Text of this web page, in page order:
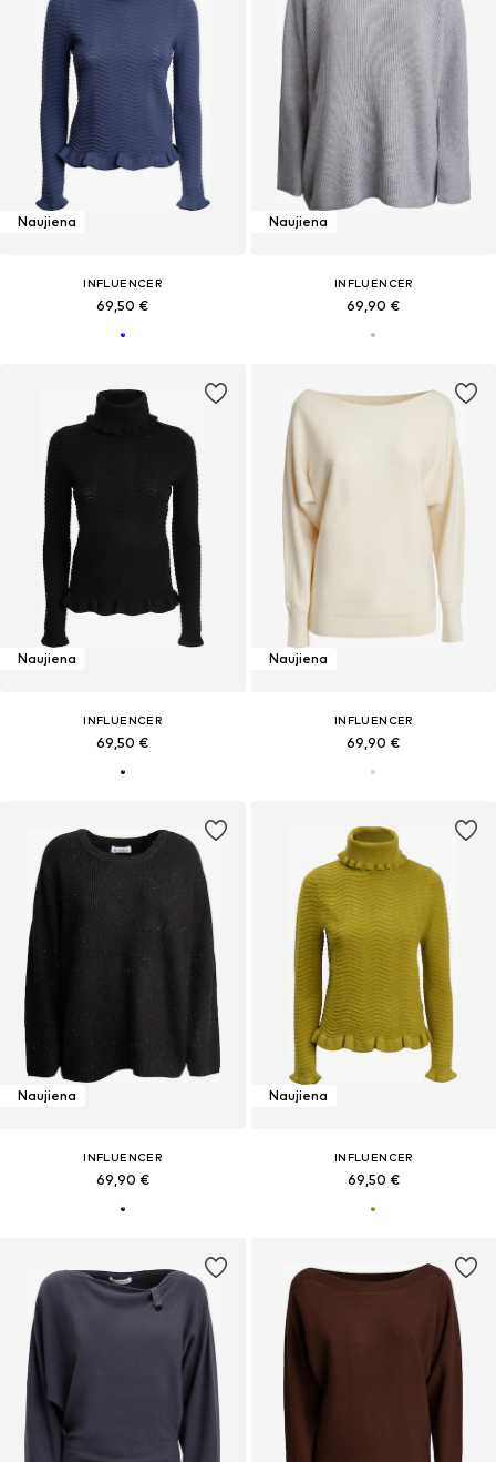
Naujiena
INFLUENCER
69,50 €
Naujiena
INFLUENCER
69,90 €
Naujiena
INFLUENCER
69,50 €
Naujiena
INFLUENCER
69,90 €
Naujiena
INFLUENCER
69,90 €
Naujiena
INFLUENCER
69,50 €